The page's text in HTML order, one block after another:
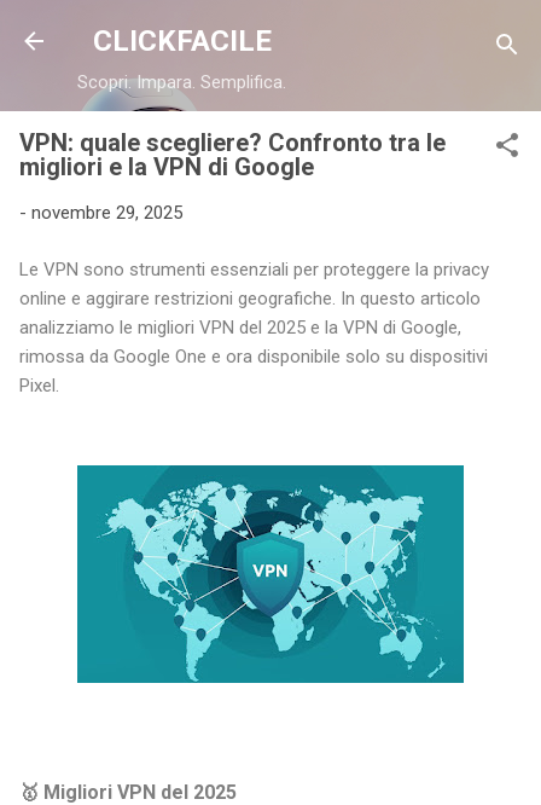
Passa ai contenuti principali
CLICKFACILE
Scopri. Impara. Semplifica.
VPN: quale scegliere? Confronto tra le
migliori e la VPN di Google
- novembre 29, 2025
Le VPN sono strumenti essenziali per proteggere la privacy
online e aggirare restrizioni geografiche. In questo articolo
analizziamo le migliori VPN del 2025 e la VPN di Google,
rimossa da Google One e ora disponibile solo su dispositivi
Pixel.
🥇 Migliori VPN del 2025